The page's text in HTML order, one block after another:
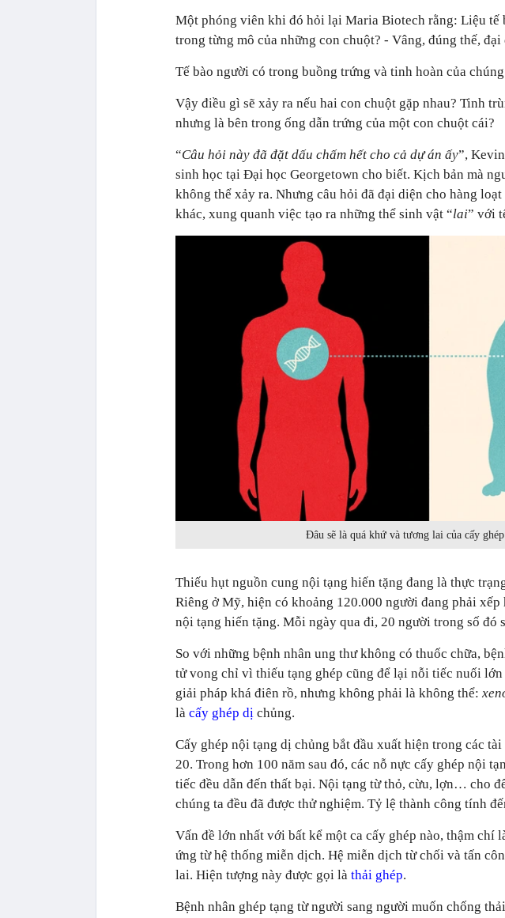
Một phóng viên khi đó hỏi lại Maria Biotech rằng: Liệu tế
trong từng mô của những con chuột? - Vâng, đúng thế,
Tế bào người có trong buồng trứng và tinh hoàn của
Vậy điều gì sẽ xảy ra nếu hai con chuột gặp nhau? Tinh
nhưng là bên trong ống dẫn trứng của một con chuột cái?
“Câu hỏi này đã đặt dấu chấm hết cho cả dự án ấy”,
sinh học tại Đại học Georgetown cho biết. Kịch bản mà
không thể xảy ra. Nhưng câu hỏi đã đại diện cho hàng
khác, xung quanh việc tạo ra những thể sinh vật “lai” với
Đâu sẽ là quá khứ và tương lai của cấy
Thiếu hụt nguồn cung nội tạng hiến tặng đang là thực
Riêng ở Mỹ, hiện có khoảng 120.000 người đang phải xếp
nội tạng hiến tặng. Mỗi ngày qua đi, 20 người trong số đó
So với những bệnh nhân ung thư không có thuốc chữa,
tử vong chỉ vì thiếu tạng ghép cũng để lại nỗi tiếc nuối
giải pháp khá điên rồ, nhưng không phải là không thể:
là cấy ghép dị chủng.
Cấy ghép nội tạng dị chủng bắt đầu xuất hiện trong các
20. Trong hơn 100 năm sau đó, các nỗ nực cấy ghép nội
tiếc đều dẫn đến thất bại. Nội tạng từ thỏ, cừu, lợn… cho
chúng ta đều đã được thử nghiệm. Tỷ lệ thành công tính
Vấn đề lớn nhất với bất kể một ca cấy ghép nào, thậm chí
ứng từ hệ thống miễn dịch. Hệ miễn dịch từ chối và tấn
lai. Hiện tượng này được gọi là thải ghép.
Bệnh nhân ghép tạng từ người sang người muốn chống